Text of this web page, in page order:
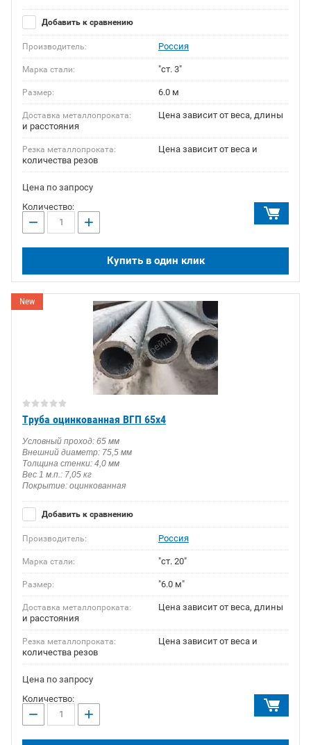
Добавить к сравнению
Производитель: Россия
Марка стали: "ст. 3"
Размер: 6.0 м
Доставка металлопроката:
Цена зависит от веса, длины
и расстояния
Резка металлопроката:
Цена зависит от веса и
количества резов
Цена по запросу
Количество:
− +
Купить в один клик
New
Труба оцинкованная ВГП 65х4
Условный проход: 65 мм
Внешний диаметр: 75,5 мм
Толщина стенки: 4,0 мм
Вес 1 м.п.: 7,05 кг
Покрытие: оцинкованная
Добавить к сравнению
Производитель: Россия
Марка стали: "ст. 20"
Размер: "6.0 м"
Доставка металлопроката:
Цена зависит от веса, длины
и расстояния
Резка металлопроката:
Цена зависит от веса и
количества резов
Цена по запросу
Количество:
− +